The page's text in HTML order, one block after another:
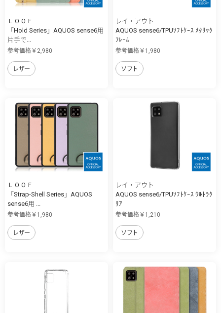
ＬＯＯＦ
「Hold Series」AQUOS sense6用
片手で...
参考価格￥2,980
レザー
レイ・アウト
AQUOS sense6/TPUｿﾌﾄｹｰｽ ﾒﾀﾘｯｸ
ﾌﾚｰﾑ
参考価格￥1,980
ソフト
ＬＯＯＦ
「Strap-Shell Series」AQUOS
sense6用 ...
参考価格￥1,980
レザー
レイ・アウト
AQUOS sense6/TPUｿﾌﾄｹｰｽ ｳﾙﾄﾗｸ
ﾘｱ
参考価格￥1,210
ソフト